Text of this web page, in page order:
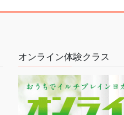
オンライン体験クラス